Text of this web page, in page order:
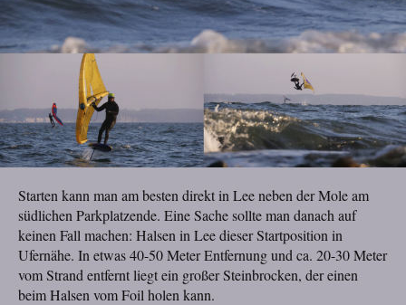
Starten kann man am besten direkt in Lee neben der Mole am
südlichen Parkplatzende. Eine Sache sollte man danach auf
keinen Fall machen: Halsen in Lee dieser Startposition in
Ufernähe. In etwas 40-50 Meter Entfernung und ca. 20-30 Meter
vom Strand entfernt liegt ein großer Steinbrocken, der einen
beim Halsen vom Foil holen kann.